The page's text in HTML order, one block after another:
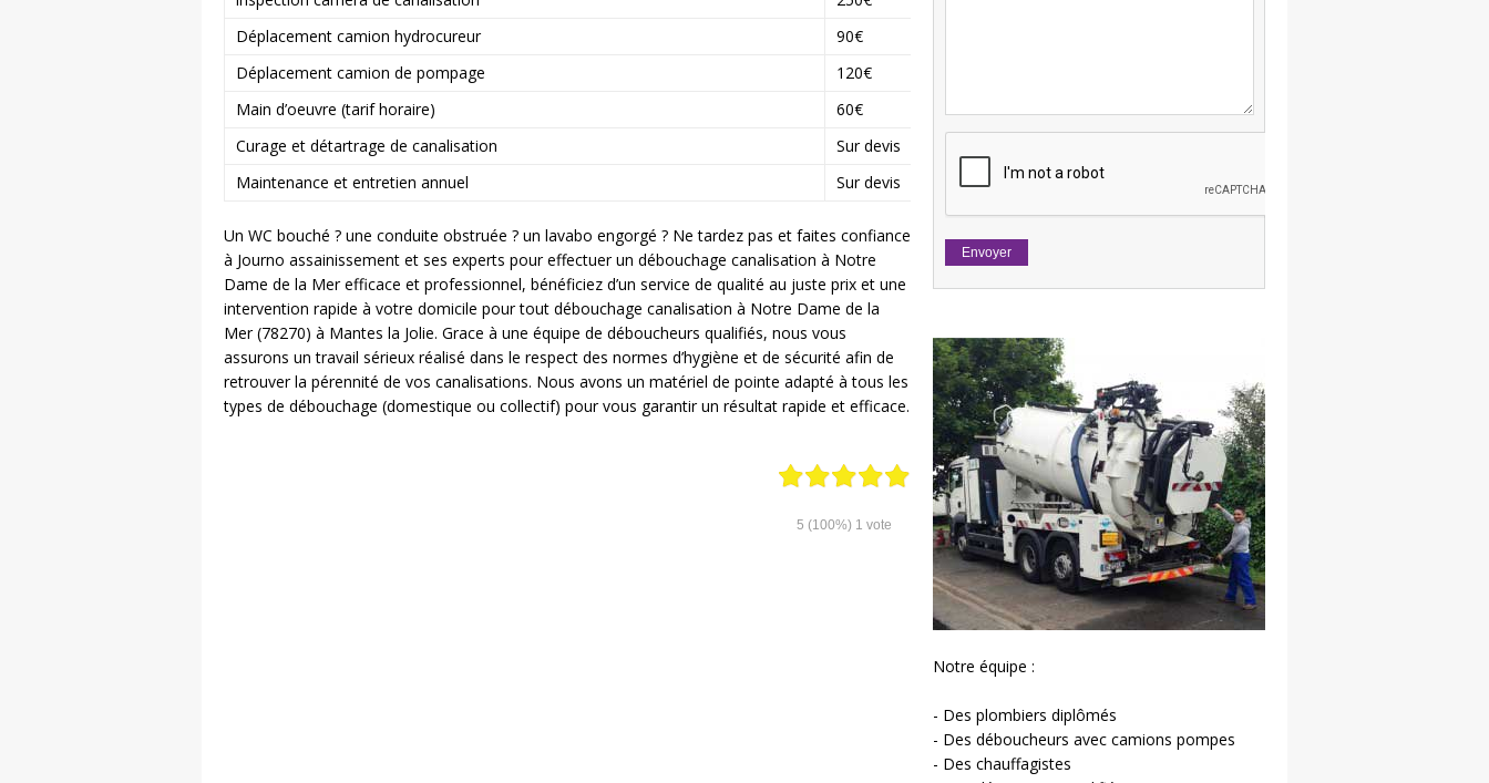
Déplacement camion hydrocureur
90€
Déplacement camion de pompage
120€
Main d’oeuvre (tarif horaire)
60€
Curage et détartrage de canalisation
Sur devis
Maintenance et entretien annuel
Sur devis
Un WC bouché ? une conduite obstruée ? un lavabo engorgé ? Ne tardez pas et faites confiance
à Journo assainissement et ses experts pour effectuer un débouchage canalisation à Notre
Dame de la Mer efficace et professionnel, bénéficiez d’un service de qualité au juste prix et une
intervention rapide à votre domicile pour tout débouchage canalisation à Notre Dame de la
Mer (78270) à Mantes la Jolie. Grace à une équipe de déboucheurs qualifiés, nous vous
assurons un travail sérieux réalisé dans le respect des normes d’hygiène et de sécurité afin de
retrouver la pérennité de vos canalisations. Nous avons un matériel de pointe adapté à tous les
types de débouchage (domestique ou collectif) pour vous garantir un résultat rapide et efficace.
5 (100%) 1 vote
Notre équipe :
- Des plombiers diplômés
- Des déboucheurs avec camions pompes
- Des chauffagistes